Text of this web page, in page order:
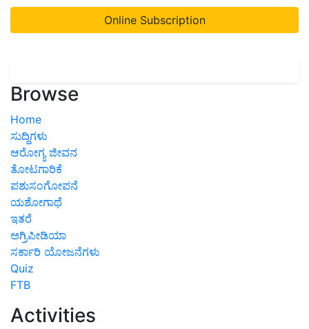
Online Subscription
Browse
Home
ಸುದ್ದಿಗಳು
ಆರೋಗ್ಯ ಜೀವನ
ತೋಟಗಾರಿಕೆ
ಪಶುಸಂಗೋಪನೆ
ಯಶೋಗಾಥೆ
ಇತರೆ
ಅಗ್ರಿಪೀಡಿಯಾ
ಸರ್ಕಾರಿ ಯೋಜನೆಗಳು
Quiz
FTB
Activities